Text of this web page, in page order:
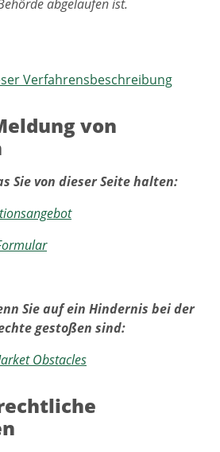
abgelaufen ist.
Verfahrensbeschreibung
von
Sie von dieser Seite halten:
Sie auf ein Hindernis bei der
gestoßen sind:
Obstacles